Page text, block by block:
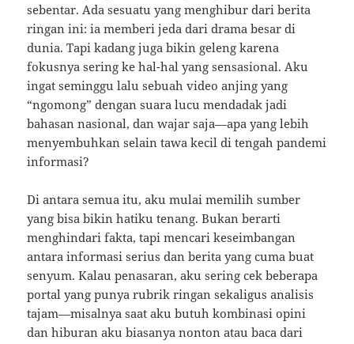
sebentar. Ada sesuatu yang menghibur dari berita
ringan ini: ia memberi jeda dari drama besar di
dunia. Tapi kadang juga bikin geleng karena
fokusnya sering ke hal-hal yang sensasional. Aku
ingat seminggu lalu sebuah video anjing yang
“ngomong” dengan suara lucu mendadak jadi
bahasan nasional, dan wajar saja—apa yang lebih
menyembuhkan selain tawa kecil di tengah pandemi
informasi?
Di antara semua itu, aku mulai memilih sumber
yang bisa bikin hatiku tenang. Bukan berarti
menghindari fakta, tapi mencari keseimbangan
antara informasi serius dan berita yang cuma buat
senyum. Kalau penasaran, aku sering cek beberapa
portal yang punya rubrik ringan sekaligus analisis
tajam—misalnya saat aku butuh kombinasi opini
dan hiburan aku biasanya nonton atau baca dari